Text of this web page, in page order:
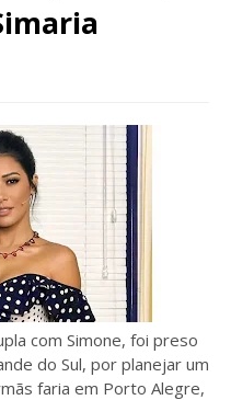
com Simone, foi preso
do Sul, por planejar um
faria em Porto Alegre,